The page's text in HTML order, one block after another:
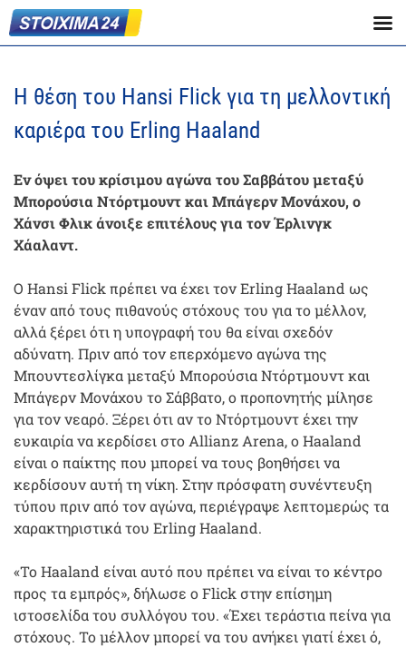
Η θέση του Hansi Flick για τη μελλοντική
καριέρα του Erling Haaland
Εν όψει του κρίσιμου αγώνα του Σαββάτου μεταξύ
Μπορούσια Ντόρτμουντ και Μπάγερν Μονάχου, ο
Χάνσι Φλικ άνοιξε επιτέλους για τον Έρλινγκ
Χάαλαντ.
Ο Hansi Flick πρέπει να έχει τον Erling Haaland ως
έναν από τους πιθανούς στόχους του για το μέλλον,
αλλά ξέρει ότι η υπογραφή του θα είναι σχεδόν
αδύνατη. Πριν από τον επερχόμενο αγώνα της
Μπουντεσλίγκα μεταξύ Μπορούσια Ντόρτμουντ και
Μπάγερν Μονάχου το Σάββατο, ο προπονητής μίλησε
για τον νεαρό. Ξέρει ότι αν το Ντόρτμουντ έχει την
ευκαιρία να κερδίσει στο Allianz Arena, ο Haaland
είναι ο παίκτης που μπορεί να τους βοηθήσει να
κερδίσουν αυτή τη νίκη. Στην πρόσφατη συνέντευξη
τύπου πριν από τον αγώνα, περιέγραψε λεπτομερώς τα
χαρακτηριστικά του Erling Haaland.
«Το Haaland είναι αυτό που πρέπει να είναι το κέντρο
προς τα εμπρός», δήλωσε ο Flick στην επίσημη
ιστοσελίδα του συλλόγου του. «Έχει τεράστια πείνα για
στόχους. Το μέλλον μπορεί να του ανήκει γιατί έχει ό,